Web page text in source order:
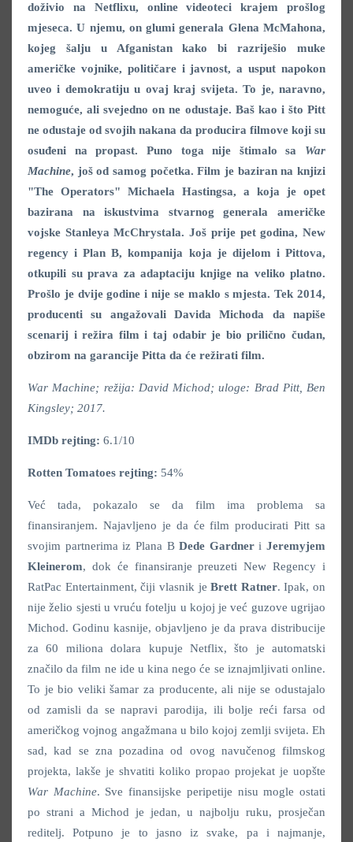
doživio na Netflixu, online videoteci krajem prošlog
mjeseca. U njemu, on glumi generala Glena McMahona,
kojeg šalju u Afganistan kako bi razriješio muke
američke vojnike, političare i javnost, a usput napokon
uveo i demokratiju u ovaj kraj svijeta. To je, naravno,
nemoguće, ali svejedno on ne odustaje. Baš kao i što Pitt
ne odustaje od svojih nakana da producira filmove koji su
osuđeni na propast. Puno toga nije štimalo sa War
Machine, još od samog početka. Film je baziran na knjizi
"The Operators" Michaela Hastingsa, a koja je opet
bazirana na iskustvima stvarnog generala američke
vojske Stanleya McChrystala. Još prije pet godina, New
regency i Plan B, kompanija koja je dijelom i Pittova,
otkupili su prava za adaptaciju knjige na veliko platno.
Prošlo je dvije godine i nije se maklo s mjesta. Tek 2014,
producenti su angažovali Davida Michoda da napiše
scenarij i režira film i taj odabir je bio prilično čudan,
obzirom na garancije Pitta da će režirati film.
War Machine; režija: David Michod; uloge: Brad Pitt, Ben
Kingsley; 2017.
IMDb rejting: 6.1/10
Rotten Tomatoes rejting: 54%
Već tada, pokazalo se da film ima problema sa
finansiranjem. Najavljeno je da će film producirati Pitt sa
svojim partnerima iz Plana BDede Gardneri Jeremyjem
Kleinerom, dok će finansiranje preuzeti New Regency i
RatPac Entertainment, čiji vlasnik jeBrett Ratner. Ipak, on
nije želio sjesti u vruću fotelju u kojoj je već guzove ugrijao
Michod. Godinu kasnije, objavljeno je da prava distribucije
za 60 miliona dolara kupuje Netflix, što je automatski
značilo da film ne ide u kina nego će se iznajmljivati online.
To je bio veliki šamar za producente, ali nije se odustajalo
od zamisli da se napravi parodija, ili bolje reći farsa od
američkog vojnog angažmana u bilo kojoj zemlji svijeta. Eh
sad, kad se zna pozadina od ovog navučenog filmskog
projekta, lakše je shvatiti koliko propao projekat je uopšte
War Machine. Sve finansijske peripetije nisu mogle ostati
po strani a Michod je jedan, u najbolju ruku, prosječan
reditelj. Potpuno je to jasno iz svake, pa i najmanje,